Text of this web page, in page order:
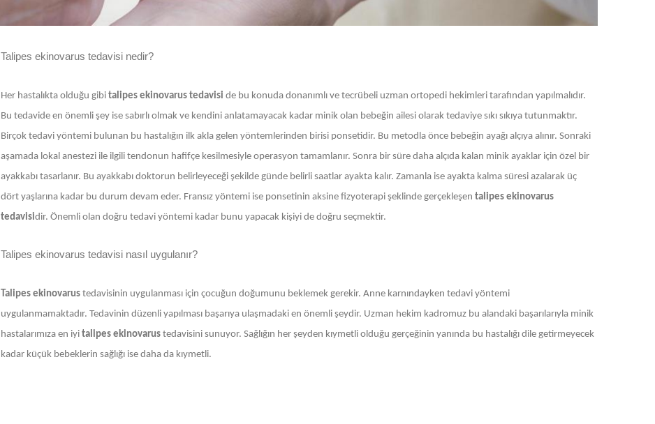
Talipes ekinovarus tedavisi nedir?
Her hastalıkta olduğu gibi talipes ekinovarus tedavisi de bu konuda donanımlı ve tecrübeli uzman ortopedi hekimleri tarafından yapılmalıdır.
Bu tedavide en önemli şey ise sabırlı olmak ve kendini anlatamayacak kadar minik olan bebeğin ailesi olarak tedaviye sıkı sıkıya tutunmaktır.
Birçok tedavi yöntemi bulunan bu hastalığın ilk akla gelen yöntemlerinden birisi ponsetidir. Bu metodla önce bebeğin ayağı alçıya alınır. Sonraki
aşamada lokal anestezi ile ilgili tendonun hafifçe kesilmesiyle operasyon tamamlanır. Sonra bir süre daha alçıda kalan minik ayaklar için özel bir
ayakkabı tasarlanır. Bu ayakkabı doktorun belirleyeceği şekilde günde belirli saatlar ayakta kalır. Zamanla ise ayakta kalma süresi azalarak üç
dört yaşlarına kadar bu durum devam eder. Fransız yöntemi ise ponsetinin aksine fizyoterapi şeklinde gerçekleşen talipes ekinovarus
tedavisidir. Önemli olan doğru tedavi yöntemi kadar bunu yapacak kişiyi de doğru seçmektir.
Talipes ekinovarus tedavisi nasıl uygulanır?
Talipes ekinovarus tedavisinin uygulanması için çocuğun doğumunu beklemek gerekir. Anne karnındayken tedavi yöntemi
uygulanmamaktadır. Tedavinin düzenli yapılması başarıya ulaşmadaki en önemli şeydir. Uzman hekim kadromuz bu alandaki başarılarıyla minik
hastalarımıza en iyi talipes ekinovarus tedavisini sunuyor. Sağlığın her şeyden kıymetli olduğu gerçeğinin yanında bu hastalığı dile getirmeyecek
kadar küçük bebeklerin sağlığı ise daha da kıymetli.